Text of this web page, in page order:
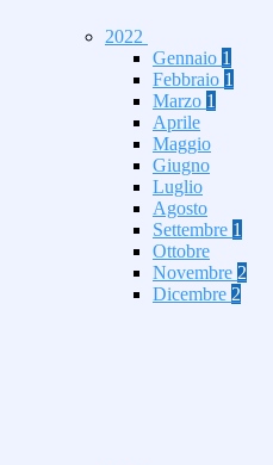
2022
Gennaio 1
Febbraio 1
Marzo 1
Aprile
Maggio
Giugno
Luglio
Agosto
Settembre 1
Ottobre
Novembre 2
Dicembre 2